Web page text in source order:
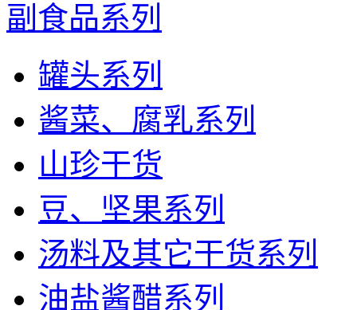
副食品系列
罐头系列
酱菜、腐乳系列
山珍干货
豆、坚果系列
汤料及其它干货系列
油盐酱醋系列